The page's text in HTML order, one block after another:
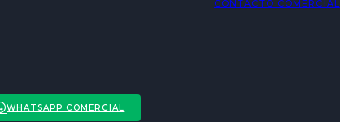
CONTACTO COMERCIAL
WHATSAPP COMERCIAL